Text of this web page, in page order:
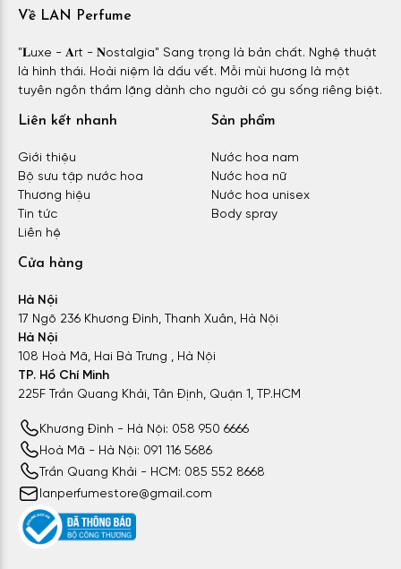
Về LAN Perfume
"𝐋uxe - 𝐀rt - 𝐍ostalgia" Sang trọng là bản chất. Nghệ thuật
là hình thái. Hoài niệm là dấu vết. Mỗi mùi hương là một
tuyên ngôn thầm lặng dành cho người có gu sống riêng biệt.
Liên kết nhanh
Giới thiệu
Bộ sưu tập nước hoa
Thương hiệu
Tin tức
Liên hệ
Sản phẩm
Nước hoa nam
Nước hoa nữ
Nước hoa unisex
Body spray
Cửa hàng
Hà Nội
17 Ngõ 236 Khương Đình, Thanh Xuân, Hà Nội
Hà Nội
108 Hoà Mã, Hai Bà Trưng , Hà Nội
TP. Hồ Chí Minh
225F Trần Quang Khải, Tân Định, Quận 1, TP.HCM
Khương Đình - Hà Nội: 058 950 6666
Hoà Mã - Hà Nội: 091 116 5686
Trần Quang Khải - HCM: 085 552 8668
lanperfumestore@gmail.com